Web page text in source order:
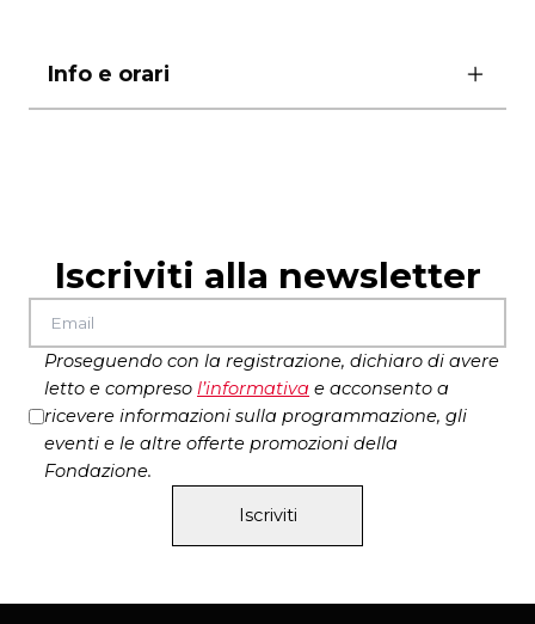
Info e orari
Franco. Il suo debutto per Maple Death
“Stupidamutaforma” è un concentrato di ritmiche
ossessive e suite celestiali sporcate da punte di
black ambient e microvariazioni kosmische, un
viaggio che mette assieme le prime esplorazioni
dei
Boards Of Canada
e la densità delle prime
usciteMego che attirato le attenzioni di testate
come Pitchfork, XL8TR, Inverted Audio, NTS. Il
suo nuovo album, ancora per Maple Death, si
intitola “Cata- strofe Ultravioletta”.
arena
Marta De Pascalisè una musicista e sound
Iscriviti alla newsletter
Proseguendo con la registrazione, dichiaro di avere
letto e compreso l’informativa e acconsento a
ricevere informazioni sulla programmazione, gli
eventi e le altre offerte promozioni della
Fondazione.
Iscriviti